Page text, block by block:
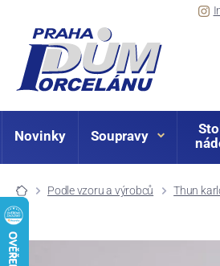
Novinky Soupravy
Podle vzoru a výrobců Thun